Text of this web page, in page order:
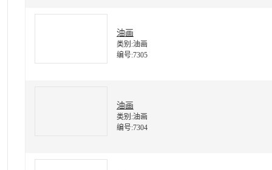
油画
类别:油画
编号:7305
油画
类别:油画
编号:7304